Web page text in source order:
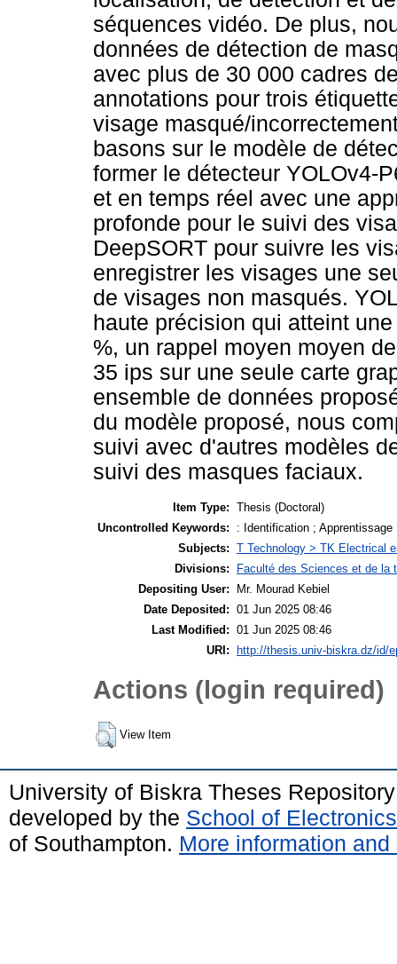
séquences vidéo. De plus,
données de détection de
avec plus de 30 000 cadres
annotations pour trois
visage masqué/
basons sur le modèle de
former le détecteur YOLOv4-
et en temps réel avec une
profonde pour le suivi des
DeepSORT pour suivre les
enregistrer les visages une
de visages non masqués.
haute précision qui atteint
%, un rappel moyen moyen
35 ips sur une seule carte
ensemble de données
du modèle proposé, nous
suivi avec d'autres modèles
suivi des masques faciaux.
Item Type: Thesis (Doctoral)
Uncontrolled Keywords:
: Identification ;
Subjects: T Technology > TK Electrical
Divisions:
Faculté des Sciences et de la
Depositing User:
Mr. Mourad Kebiel
Date Deposited: 01 Jun 2025 08:46
Last Modified: 01 Jun 2025 08:46
URI:
http://thesis.univ-biskra.dz/id/
Actions (login required)
View Item
University of Biskra Theses
developed by the School of
of Southampton. More information